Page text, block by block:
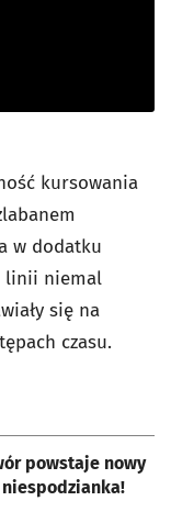
kursowania
w dodatku
linii niemal
się na
czasu.
powstaje nowy